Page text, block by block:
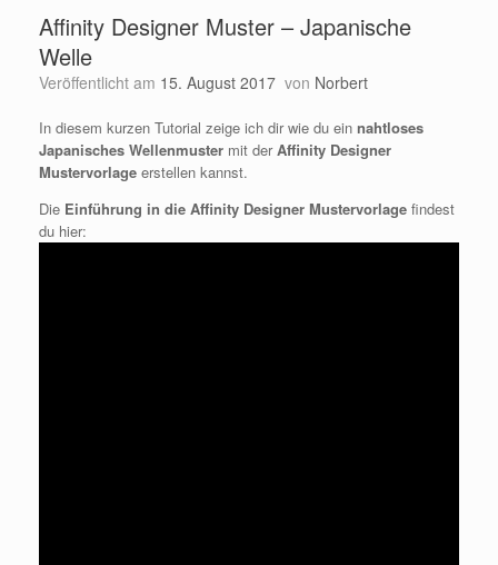
Affinity Designer Muster – Japanische
Welle
Veröffentlicht am 15. August 2017 von Norbert
In diesem kurzen Tutorial zeige ich dir wie du ein nahtloses
Japanisches Wellenmuster mit derAffinity Designer
Mustervorlage erstellen kannst.
Die Einführung in die Affinity Designer Mustervorlage findest
du hier: